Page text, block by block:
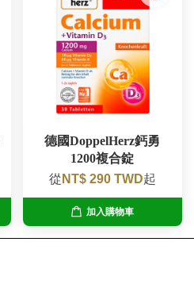
德國DoppelHerz鈣勇
1200複合錠
從 NT$ 290 TWD起
加入購物車